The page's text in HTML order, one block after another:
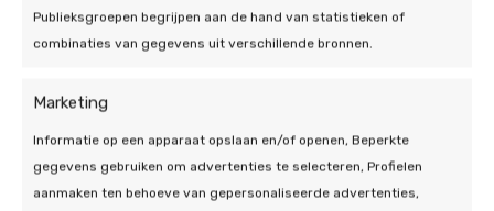
Publieksgroepen begrijpen aan de hand van statistieken of
combinaties van gegevens uit verschillende bronnen.
Marketing
Informatie op een apparaat opslaan en/of openen, Beperkte
gegevens gebruiken om advertenties te selecteren, Profielen
aanmaken ten behoeve van gepersonaliseerde advertenties,